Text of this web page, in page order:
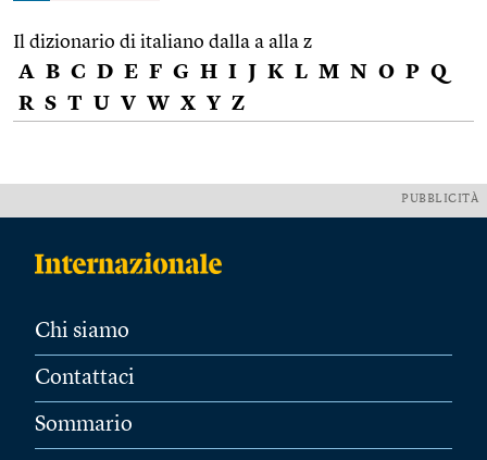
Il dizionario di italiano dalla a alla z
A B C D E F G H I J K L M N O P Q
R S T U V W X Y Z
PUBBLICITÀ
Chi siamo
Contattaci
Sommario